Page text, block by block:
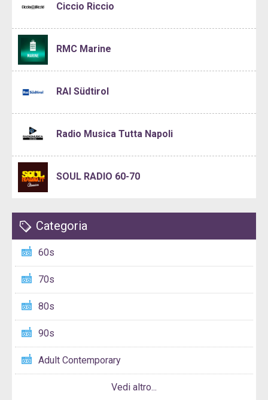
Ciccio Riccio
RMC Marine
RAI Südtirol
Radio Musica Tutta Napoli
SOUL RADIO 60-70
Categoria
60s
70s
80s
90s
Adult Contemporary
Vedi altro...